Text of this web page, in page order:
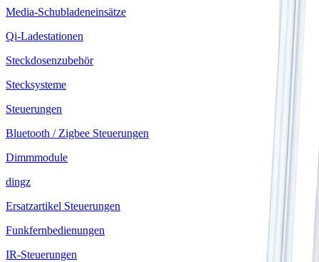
Media-Schubladeneinsätze
Qi-Ladestationen
Steckdosenzubehör
Stecksysteme
Steuerungen
Bluetooth / Zigbee Steuerungen
Dimmmodule
dingz
Ersatzartikel Steuerungen
Funkfernbedienungen
IR-Steuerungen